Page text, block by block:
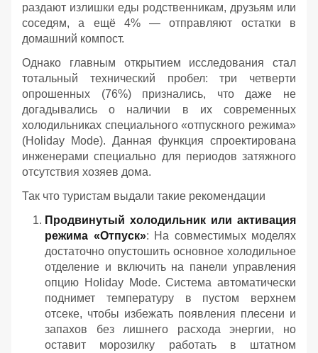
раздают излишки еды родственникам, друзьям или
соседям, а ещё 4% — отправляют остатки в
домашний компост.
Однако главным открытием исследования стал
тотальный технический пробел: три четверти
опрошенных (76%) признались, что даже не
догадывались о наличии в их современных
холодильниках специального «отпускного режима»
(Holiday Mode). Данная функция спроектирована
инженерами специально для периодов затяжного
отсутствия хозяев дома.
Так что туристам выдали такие рекомендации
Продвинутый холодильник или активация
режима «Отпуск»: На совместимых моделях
достаточно опустошить основное холодильное
отделение и включить на панели управления
опцию Holiday Mode. Система автоматически
поднимет температуру в пустом верхнем
отсеке, чтобы избежать появления плесени и
запахов без лишнего расхода энергии, но
оставит морозилку работать в штатном